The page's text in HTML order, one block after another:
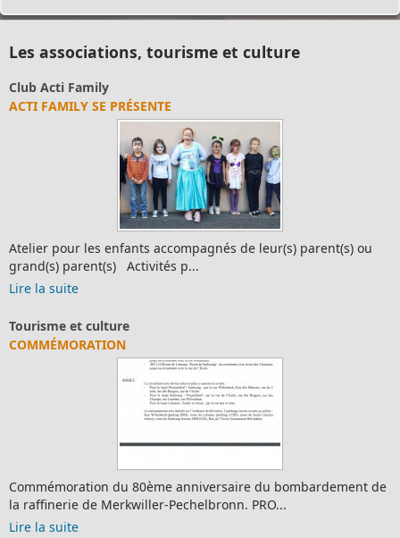
Les associations, tourisme et culture
Club Acti Family
ACTI FAMILY SE PRÉSENTE
Atelier pour les enfants accompagnés de leur(s) parent(s) ou
grand(s) parent(s) Activités p...
Lire la suite
Tourisme et culture
COMMÉMORATION
Commémoration du 80ème anniversaire du bombardement de
la raffinerie de Merkwiller-Pechelbronn. PRO...
Lire la suite